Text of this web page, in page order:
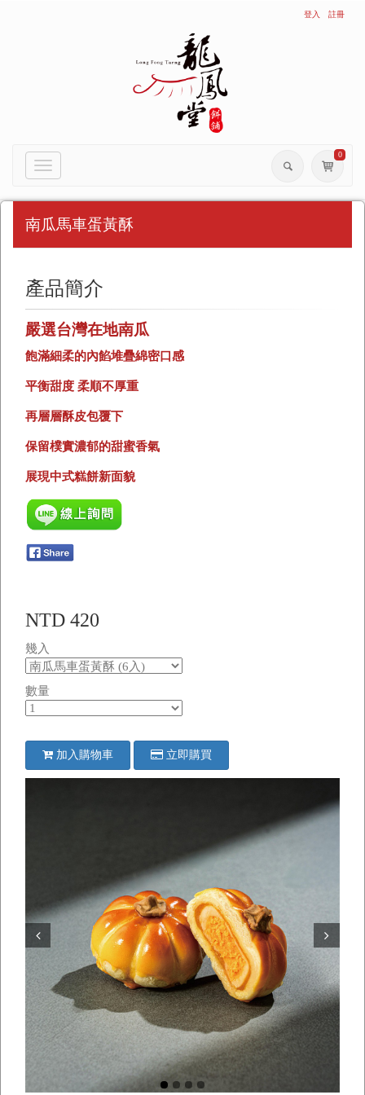
登入 註冊
Toggle
0
南瓜馬車蛋黃酥
產品簡介
嚴選台灣在地南瓜
飽滿細柔的內餡堆疊綿密口感
平衡甜度 柔順不厚重
再層層酥皮包覆下
保留樸實濃郁的甜蜜香氣
展現中式糕餅新面貌
NTD 420
幾入
數量
加入購物車 立即購買
Prev Next